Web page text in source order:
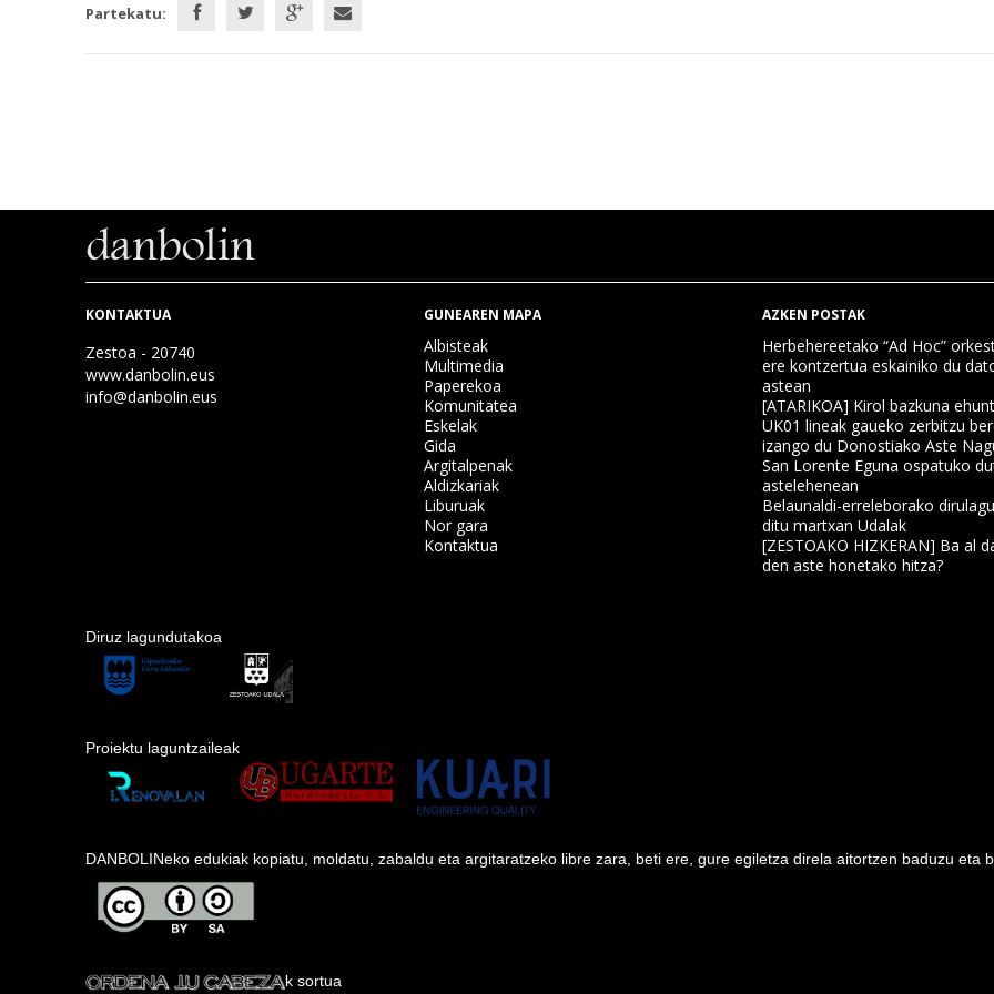
Partekatu:
KONTAKTUA
Zestoa - 20740
www.danbolin.eus
info@danbolin.eus
GUNEAREN MAPA
Albisteak
Multimedia
Paperekoa
Komunitatea
Eskelak
Gida
Argitalpenak
Aldizkariak
Liburuak
Nor gara
Kontaktua
AZKEN POSTAK
Herbehereetako “Ad Hoc”
ere kontzertua eskainiko du
astean
[ATARIKOA] Kirol bazkuna
UK01 lineak gaueko zerbitzu
izango du Donostiako Aste
San Lorente Eguna ospatuko
astelehenean
Belaunaldi-erreleborako
ditu martxan Udalak
[ZESTOAKO HIZKERAN] Ba al
den aste honetako hitza?
Diruz lagundutakoa
Proiektu laguntzaileak
DANBOLINeko edukiak kopiatu, moldatu, zabaldu eta argitaratzeko libre zara, beti ere, gure egiletza direla aitortzen baduzu eta
k sortua